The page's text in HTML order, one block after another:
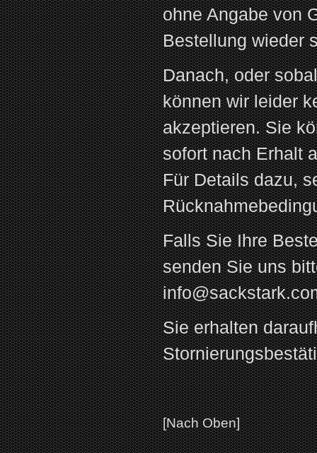
ohne Angabe von
Bestellung wieder
Danach, oder
können wir leider
akzeptieren. Sie
sofort nach Erhalt
Für Details dazu,
Falls Sie Ihre
senden Sie uns
Sie erhalten
[Nach Oben]